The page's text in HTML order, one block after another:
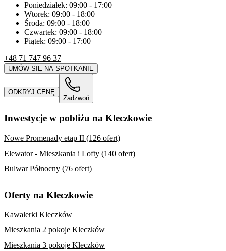
Poniedziałek: 09:00 - 17:00
Wtorek: 09:00 - 18:00
Środa: 09:00 - 18:00
Czwartek: 09:00 - 18:00
Piątek: 09:00 - 17:00
+48 71 747 96 37
UMÓW SIĘ NA SPOTKANIE
ODKRYJ CENĘ
Zadzwoń
Inwestycje w pobliżu na Kleczkowie
Nowe Promenady etap II (126 ofert)
Elewator - Mieszkania i Lofty (140 ofert)
Bulwar Północny (76 ofert)
Oferty na Kleczkowie
Kawalerki Kleczków
Mieszkania 2 pokoje Kleczków
Mieszkania 3 pokoje Kleczków